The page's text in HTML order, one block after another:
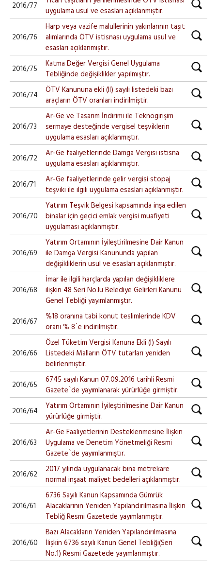
2016/77
uygulama usul ve esasları açıklanmıştır.
2016/76
Harp veya vazife malullerinin yakınlarının taşıt
alımlarında ÖTV istisnası uygulama usul ve
esasları açıklanmıştır.
2016/75
Katma Değer Vergisi Genel Uygulama
Tebliğinde değişiklikler yapılmıştır.
2016/74
ÖTV Kanununa ekli (II) sayılı listedeki bazı
araçların ÖTV oranları indirilmiştir.
2016/73
Ar-Ge ve Tasarım İndirimi ile Teknogirişim
sermaye desteğinde vergisel teşviklerin
uygulama esasları açıklanmıştır.
2016/72
Ar-Ge faaliyetlerinde Damga Vergisi istisna
uygulama esasları açıklanmıştır.
2016/71
Ar-Ge faaliyetlerinde gelir vergisi stopaj
teşviki ile ilgili uygulama esasları açıklanmıştır.
2016/70
Yatırım Teşvik Belgesi kapsamında inşa edilen
binalar için geçici emlak vergisi muafiyeti
uygulaması açıklanmıştır.
2016/69
Yatırım Ortamının İyileştirilmesine Dair Kanun
ile Damga Vergisi Kanununda yapılan
değişikliklerin usul ve esasları açıklanmıştır.
2016/68
İmar ile ilgili harçlarda yapılan değişikliklere
ilişkin 48 Seri No.lu Belediye Gelirleri Kanunu
Genel Tebliği yayımlanmıştır.
2016/67
%18 oranına tabi konut teslimlerinde KDV
oranı % 8`e indirilmiştir.
2016/66
Özel Tüketim Vergisi Kanuna Ekli (I) Sayılı
Listedeki Malların ÖTV tutarları yeniden
belirlenmiştir.
2016/65
6745 sayılı Kanun 07.09.2016 tarihli Resmi
Gazete`de yayımlanarak yürürlüğe girmiştir.
2016/64
Yatırım Ortamının İyileştirilmesine Dair Kanun
yürürlüğe girmiştir.
2016/63
Ar-Ge Faaliyetlerinin Desteklenmesine İlişkin
Uygulama ve Denetim Yönetmeliği Resmi
Gazete`de yayımlanmıştır.
2016/62
2017 yılında uygulanacak bina metrekare
normal inşaat maliyet bedelleri açıklanmıştır.
2016/61
6736 Sayılı Kanun Kapsamında Gümrük
Alacaklarının Yeniden Yapılandırılmasına İlişkin
Tebliğ Resmi Gazetede yayımlanmıştır.
2016/60
Bazı Alacakların Yeniden Yapılandırılmasına
İlişkin 6736 sayılı Kanun Genel Tebliği(Seri
No.1) Resmi Gazetede yayımlanmıştır.